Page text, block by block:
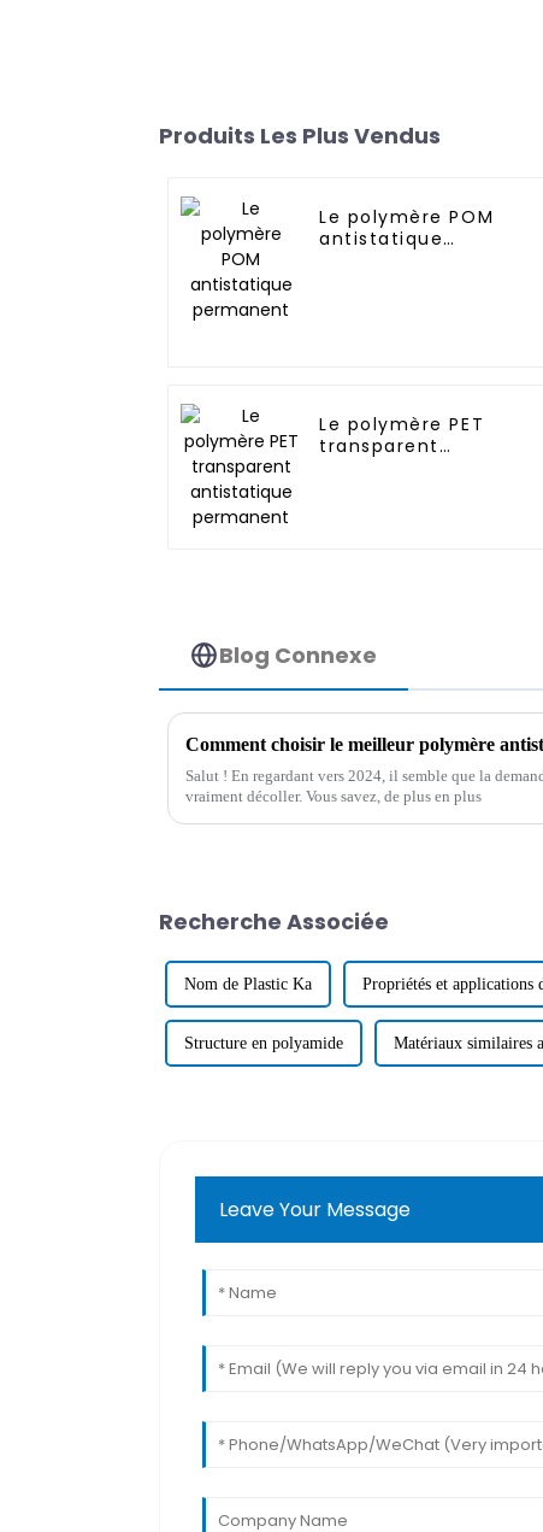
Produits Les Plus Vendus
Le polymère POM
antistatique
Le polymère PET
transparent
Blog Connexe
Salut ! En regardant vers 2024, il semble que la
vraiment décoller. Vous savez, de plus en plus
Recherche Associée
Nom de Plastic Ka Propriétés et applications
Structure en polyamide Matériaux similaires
Leave Your Message